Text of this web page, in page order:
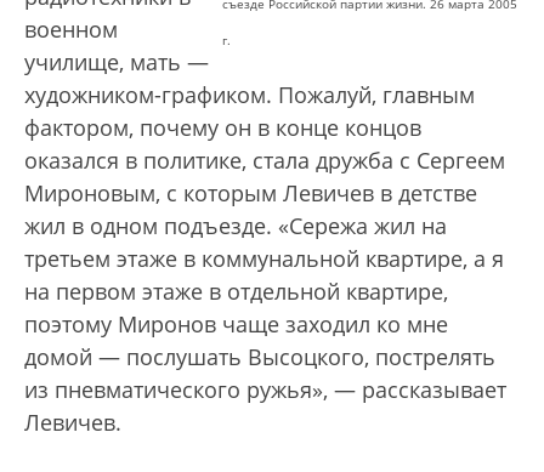
съезде Российской партии жизни. 26 марта 2005
г.
военном
училище, мать —
художником-графиком. Пожалуй, главным
фактором, почему он в конце концов
оказался в политике, стала дружба с Сергеем
Мироновым, с которым Левичев в детстве
жил в одном подъезде. «Сережа жил на
третьем этаже в коммунальной квартире, а я
на первом этаже в отдельной квартире,
поэтому Миронов чаще заходил ко мне
домой — послушать Высоцкого, пострелять
из пневматического ружья», — рассказывает
Левичев.